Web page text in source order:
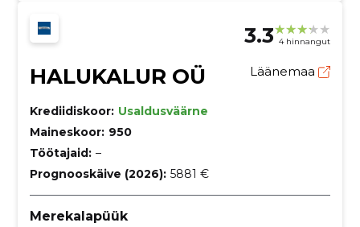
3.3 4 hinnangut
HALUKALUR OÜ Läänemaa
Krediidiskoor: Usaldusväärne
Maineskoor: 950
Töötajaid: –
Prognooskäive (2026): 5881 €
Merekalapüük